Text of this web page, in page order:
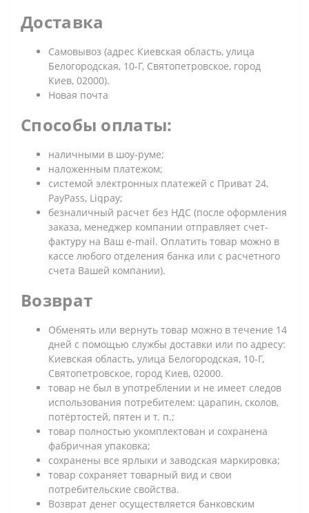
Доставка
Самовывоз (адрес Киевская область, улица
Белогородская, 10-Г, Святопетровское, город
Киев, 02000).
Новая почта
Способы оплаты:
наличными в шоу-руме;
наложенным платежом;
системой электронных платежей с Приват 24,
PayPass, Liqpay;
безналичный расчет без НДС (после оформления
заказа, менеджер компании отправляет счет-
фактуру на Ваш e-mail. Оплатить товар можно в
кассе любого отделения банка или с расчетного
счета Вашей компании).
Возврат
Обменять или вернуть товар можно в течение 14
дней с помощью службы доставки или по адресу:
Киевская область, улица Белогородская, 10-Г,
Святопетровское, город Киев, 02000.
товар не был в употреблении и не имеет следов
использования потребителем: царапин, сколов,
потёртостей, пятен и т. п.;
товар полностью укомплектован и сохранена
фабричная упаковка;
сохранены все ярлыки и заводская маркировка;
товар сохраняет товарный вид и свои
потребительские свойства.
Возврат денег осуществляется банковским